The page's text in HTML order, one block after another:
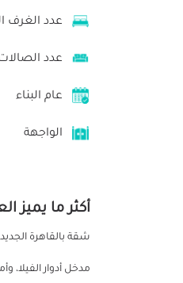
عدد الغرف
عدد
عام البناء
الواجهة
أكثر ما يميز
شقة بالقاهرة